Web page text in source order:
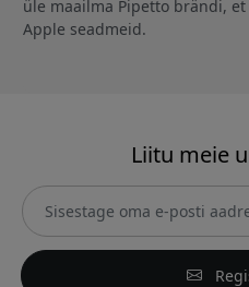
üle maailma Pipetto brändi,
Apple seadmeid.
Liitu meie